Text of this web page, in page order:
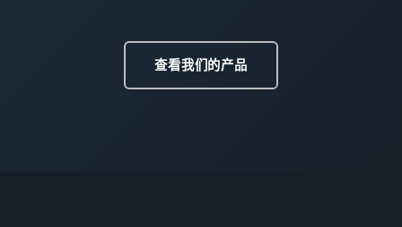
查看我们的产品